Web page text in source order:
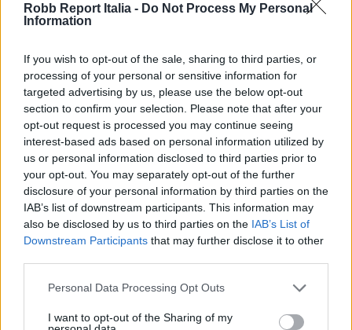
Robb Report Italia - Do Not Process My Personal
Information
If you wish to opt-out of the sale, sharing to third parties, or
processing of your personal or sensitive information for
targeted advertising by us, please use the below opt-out
section to confirm your selection. Please note that after your
opt-out request is processed you may continue seeing
interest-based ads based on personal information utilized by
us or personal information disclosed to third parties prior to
your opt-out. You may separately opt-out of the further
disclosure of your personal information by third parties on the
IAB’s list of downstream participants. This information may
also be disclosed by us to third parties on the IAB’s List of
Downstream Participants that may further disclose it to other
Personal Data Processing Opt Outs
I want to opt-out of the Sharing of my
La campagna dedicata allaFerrari Dino Bagsviluppa
un linguaggio coerente con l’universoFerrari. Il
progetto evita sovrastrutture narrative e si
concentra su una costruzione visiva essenziale, dove
dell’insieme.Dina Asher-Smith interpreta questo
sistema con rigore, traducendo in immagine una